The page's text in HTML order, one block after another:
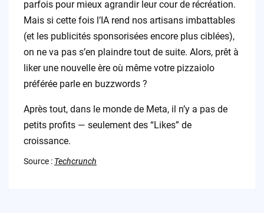
parfois pour mieux agrandir leur cour de récréation.
Mais si cette fois l’IA rend nos artisans imbattables
(et les publicités sponsorisées encore plus ciblées),
on ne va pas s’en plaindre tout de suite. Alors, prêt à
liker une nouvelle ère où même votre pizzaiolo
préférée parle en buzzwords ?
Après tout, dans le monde de Meta, il n’y a pas de
petits profits — seulement des “Likes” de
croissance.
Source : Techcrunch